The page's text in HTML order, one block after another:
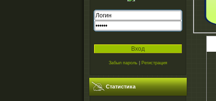
Забыл пароль Регистрация
Статистика